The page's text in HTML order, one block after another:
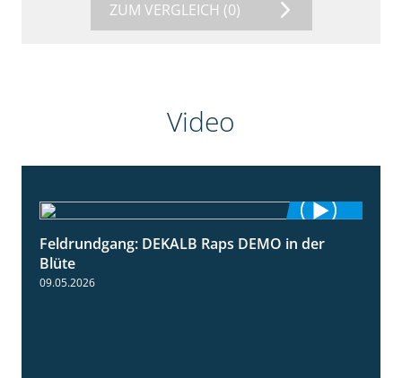
ZUM VERGLEICH (0)
Video
2:37
Feldrundgang: DEKALB Raps DEMO in der
Blüte
09.05.2026